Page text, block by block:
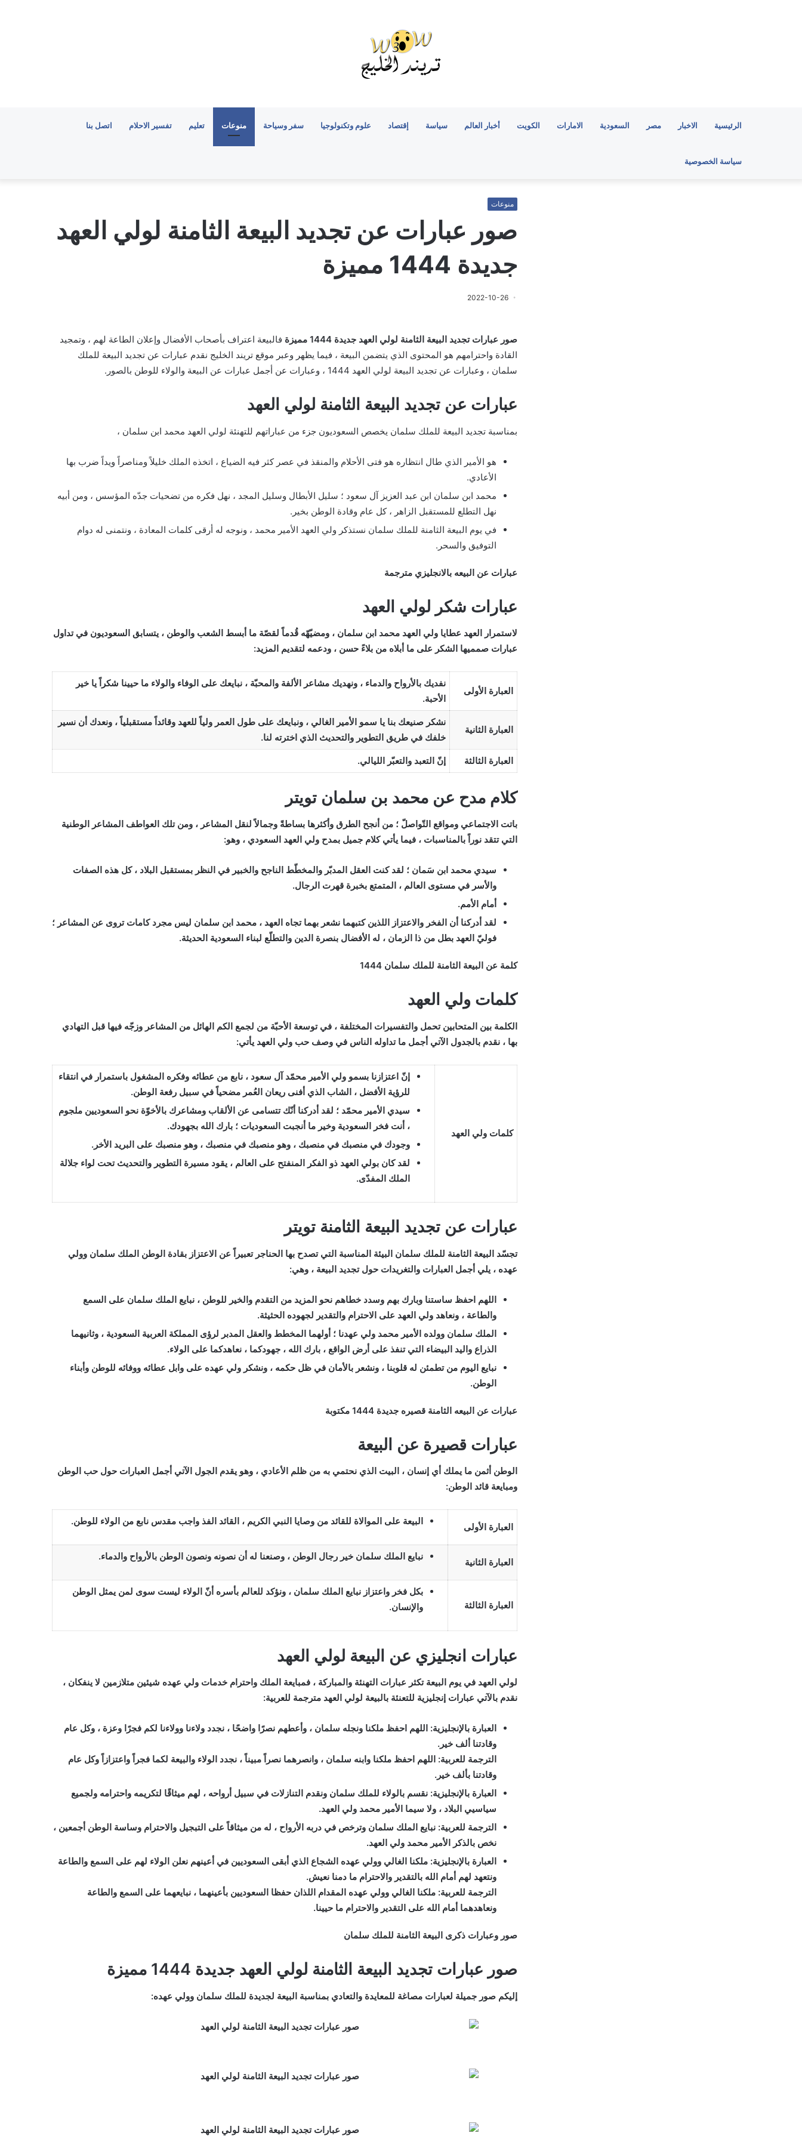
الرئيسية الاخبار مصر السعودية الامارات الكويت أخبار العالم سياسة إقتصاد علوم وتكنولوجيا سفر وسياحة منوعات تعليم تفسير الاحلام اتصل بنا
سياسة الخصوصية
منوعات
صور عبارات عن تجديد البيعة الثامنة لولي العهد
جديدة 1444 مميزة
2022-10-26
صور عبارات تجديد البيعة الثامنة لولي العهد جديدة 1444 مميزة
فالبيعة اعتراف بأصحاب الأفضال وإعلان الطاعة لهم ، وتمجيد
القادة واحترامهم هو المحتوى الذي يتضمن البيعة ، فيما يظهر وعبر موقع تريند الخليج نقدم عبارات عن تجديد البيعة للملك
سلمان ، وعبارات عن تجديد البيعة لولي العهد 1444 ، وعبارات عن أجمل عبارات عن البيعة والولاء للوطن بالصور.
عبارات عن تجديد البيعة الثامنة لولي العهد
بمناسبة تجديد البيعة للملك سلمان يخصص السعوديون جزء من عباراتهم للتهنئة لولي العهد محمد ابن سلمان ،
هو الأمير الذي طال انتظاره هو فتى الأحلام والمنقذ في عصر كثر فيه الضياع ، اتخذه الملك خليلاً ومناصراً ويداً ضرب بها
الأعادي.
محمد ابن سلمان ابن عبد العزيز آل سعود ؛ سليل الأبطال وسليل المجد ، نهل فكره من تضحيات جدّه المؤسس ، ومن أبيه
نهل التطلع للمستقبل الزاهر ، كل عام وقادة الوطن بخير.
في يوم البيعة الثامنة للملك سلمان نستذكر ولي العهد الأمير محمد ، ونوجه له أرقى كلمات المعادة ، ونتمنى له دوام
التوفيق والسحر.
عبارات عن البيعه بالانجليزي مترجمة
عبارات شكر لولي العهد
لاستمرار العهد عطايا ولي العهد محمد ابن سلمان ، ومضيّهّه قُدماً لقصّة ما أبسط الشعب والوطن ، يتسابق السعوديون في تداول
عبارات صمميها الشكر على ما أبلاه من بلاءً حسن ، ودعمه لتقديم المزيد:
العبارة الأولى
نفديك بالأرواح والدماء ، ونهديك مشاعر الألفة والمحبّة ، نبايعك على الوفاء والولاء ما حيينا شكراً يا خير
الأحبة.
العبارة الثانية
نشكر صنيعك بنا يا سمو الأمير الغالي ، ونبايعك على طول العمر ولياً للعهد وقائداً مستقبلياً ، ونعدك أن نسير
خلفك في طريق التطوير والتحديث الذي اخترته لنا.
العبارة الثالثة إنّ التعبد والتعبّر الليالي.
كلام مدح عن محمد بن سلمان تويتر
باتت الاجتماعي ومواقع التّواصلّ ؛ من أنجح الطرق وأكثرها بساطةً وجمالاً لنقل المشاعر ، ومن تلك العواطف المشاعر الوطنية
التي تتقد نوراً بالمناسبات ، فيما يأتي كلام جميل بمدح ولي العهد السعودي ، وهو:
سيدي محمد ابن سَمان ؛ لقد كنت العقل المدبّر والمخطّط الناجح والخبير في النظر بمستقبل البلاد ، كل هذه الصفات
والأسر في مستوى العالم ، المتمتع بخبرة قهرت الرجال.
أمام الأمم.
لقد أدركنا أن الفخر والاعتزاز اللذين كتبهما نشعر بهما تجاه العهد ، محمد ابن سلمان ليس مجرد كامات تروى عن المشاعر ؛
فوليّ العهد بطل من ذا الزمان ، له الأفضال بنصرة الدين والتطلّع لبناء السعودية الحديثة.
كلمة عن البيعة الثامنة للملك سلمان 1444
كلمات ولي العهد
الكلمة بين المتحابين تحمل والتفسيرات المختلفة ، في توسعة الأحبّة من لجمع الكم الهائل من المشاعر وزجّه فيها قبل التهادي
بها ، نقدم بالجدول الآتي أجمل ما تداوله الناس في وصف حب ولي العهد يأتي:
كلمات ولي العهد
إنّ اعتزازنا بسمو ولي الأمير محمّد آل سعود ، نابع من عطائه وفكره المشغول باستمرار في انتقاء
للرؤية الأفضل ، الشاب الذي أفنى ريعان العُمر مضحياً في سبيل رفعة الوطن.
سيدي الأمير محمّد ؛ لقد أدركنا أنّك تتسامى عن الألقاب ومشاعرك بالأخوّة نحو السعوديين ملجوم
، أنت فخر السعودية وخير ما أنجبت السعوديات ؛ بارك الله بجهودك.
وجودك في منصبك في منصبك ، وهو منصبك في منصبك ، وهو منصبك على البريد الأخر.
لقد كان بولي العهد ذو الفكر المنفتح على العالم ، يقود مسيرة التطوير والتحديث تحت لواء جلالة
الملك المفدّى.
عبارات عن تجديد البيعة الثامنة تويتر
تجسّد البيعة الثامنة للملك سلمان البيئة المناسبة التي تصدح بها الحناجر تعبيراً عن الاعتزاز بقادة الوطن الملك سلمان وولي
عهده ، يلي أجمل العبارات والتغريدات حول تجديد البيعة ، وهي:
اللهم احفظ ساستنا وبارك بهم وسدد خطاهم نحو المزيد من التقدم والخير للوطن ، نبايع الملك سلمان على السمع
والطاعة ، ونعاهد ولي العهد على الاحترام والتقدير لجهوده الحثيثة.
الملك سلمان وولده الأمير محمد ولي عهدنا ؛ أولهما المخطط والعقل المدبر لرؤى المملكة العربية السعودية ، وثانيهما
الذراع واليد البيضاء التي تنفذ على أرض الواقع ، بارك الله ، جهودكما ، نعاهدكما على الولاء.
نبايع اليوم من تطمئن له قلوبنا ، ونشعر بالأمان في ظل حكمه ، ونشكر ولي عهده على وابل عطائه ووفائه للوطن وأبناء
الوطن.
عبارات عن البيعه الثامنة قصيره جديدة 1444 مكتوبة
عبارات قصيرة عن البيعة
الوطن أثمن ما يملك أي إنسان ، البيت الذي نحتمي به من ظلم الأعادي ، وهو يقدم الجول الآتي أجمل العبارات حول حب الوطن
ومبايعة قائد الوطن:
العبارة الأولى
البيعة على الموالاة للقائد من وصايا النبي الكريم ، القائد الفذ واجب مقدس نابع من الولاء للوطن.
العبارة الثانية
نبايع الملك سلمان خير رجال الوطن ، وصنعنا له أن نصونه ونصون الوطن بالأرواح والدماء.
العبارة الثالثة
بكل فخر واعتزاز نبايع الملك سلمان ، ونؤكد للعالم بأسره أنّ الولاء ليست سوى لمن يمثل الوطن
والإنسان.
عبارات انجليزي عن البيعة لولي العهد
لولي العهد في يوم البيعة تكثر عبارات التهنئة والمباركة ، فمبايعة الملك واحترام خدمات ولي عهده شيئين متلازمين لا ينفكان ،
نقدم بالآتي عبارات إنجليزية للتعنئة بالبيعة لولي العهد مترجمة للعربية:
العبارة بالإنجليزية: اللهم احفظ ملكنا ونجله سلمان ، وأعطهم نصرًا واضحًا ، نجدد ولاءنا وولاءنا لكم فجرًا وعزة ، وكل عام
وقادتنا ألف خير.
الترجمة للعربية: اللهم احفظ ملكنا وابنه سلمان ، وانصرهما نصراً مبيناً ، نجدد الولاء والبيعة لكما فجراً واعتزازاً وكل عام
وقادتنا بألف خير.
العبارة بالإنجليزية: نقسم بالولاء للملك سلمان ونقدم التنازلات في سبيل أرواحه ، لهم ميثاقًا لتكريمه واحترامه ولجميع
سياسيي البلاد ، ولا سيما الأمير محمد ولي العهد.
الترجمة للعربية: نبايع الملك سلمان وترخص في دربه الأرواح ، له من ميثاقاً على التبجيل والاحترام وساسة الوطن أجمعين ،
نخص بالذكر الأمير محمد ولي العهد.
العبارة بالإنجليزية: ملكنا الغالي وولي عهده الشجاع الذي أبقى السعوديين في أعينهم نعلن الولاء لهم على السمع والطاعة
ونتعهد لهم أمام الله بالتقدير والاحترام ما دمنا نعيش.
الترجمة للعربية: ملكنا الغالي وولي عهده المقدام اللذان حفظا السعوديين بأعينهما ، نبايعهما على السمع والطاعة
ونعاهدهما أمام الله على التقدير والاحترام ما حيينا.
صور وعبارات ذكرى البيعة الثامنة للملك سلمان
صور عبارات تجديد البيعة الثامنة لولي العهد جديدة 1444 مميزة
إليكم صور جميلة لعبارات مصاغة للمعايدة والتعادي بمناسبة البيعة لجديدة للملك سلمان وولي عهده: